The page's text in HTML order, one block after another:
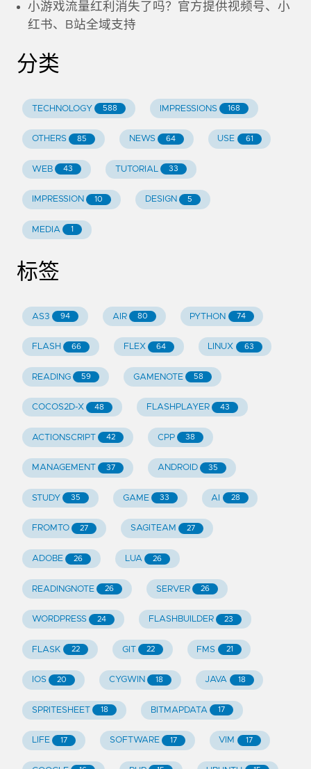
小游戏流量红利消失了吗？官方提供视频号、小
红书、B站全域支持
分类
TECHNOLOGY 588 IMPRESSIONS 168
OTHERS 85 NEWS 64 USE 61
WEB 43 TUTORIAL 33
IMPRESSION 10 DESIGN 5
MEDIA 1
标签
AS3 94 AIR 80 PYTHON 74
FLASH 66 FLEX 64 LINUX 63
READING 59 GAMENOTE 58
COCOS2D-X 48 FLASHPLAYER 43
ACTIONSCRIPT 42 CPP 38
MANAGEMENT 37 ANDROID 35
STUDY 35 GAME 33 AI 28
FROMTO 27 SAGITEAM 27
ADOBE 26 LUA 26
READINGNOTE 26 SERVER 26
WORDPRESS 24 FLASHBUILDER 23
FLASK 22 GIT 22 FMS 21
IOS 20 CYGWIN 18 JAVA 18
SPRITESHEET 18 BITMAPDATA 17
LIFE 17 SOFTWARE 17 VIM 17